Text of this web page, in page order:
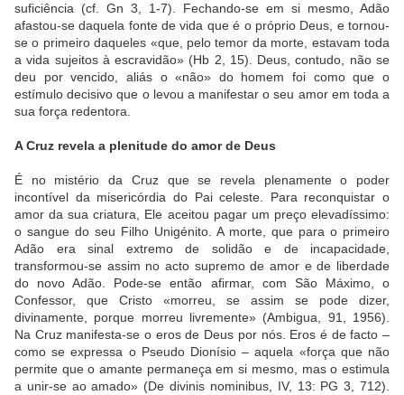
suficiência (cf. Gn 3, 1-7). Fechando-se em si mesmo, Adão
afastou-se daquela fonte de vida que é o próprio Deus, e tornou-
se o primeiro daqueles «que, pelo temor da morte, estavam toda
a vida sujeitos à escravidão» (Hb 2, 15). Deus, contudo, não se
deu por vencido, aliás o «não» do homem foi como que o
estímulo decisivo que o levou a manifestar o seu amor em toda a
sua força redentora.
A Cruz revela a plenitude do amor de Deus
É no mistério da Cruz que se revela plenamente o poder
incontível da misericórdia do Pai celeste. Para reconquistar o
amor da sua criatura, Ele aceitou pagar um preço elevadíssimo:
o sangue do seu Filho Unigénito. A morte, que para o primeiro
Adão era sinal extremo de solidão e de incapacidade,
transformou-se assim no acto supremo de amor e de liberdade
do novo Adão. Pode-se então afirmar, com São Máximo, o
Confessor, que Cristo «morreu, se assim se pode dizer,
divinamente, porque morreu livremente» (Ambigua, 91, 1956).
Na Cruz manifesta-se o eros de Deus por nós. Eros é de facto –
como se expressa o Pseudo Dionísio – aquela «força que não
permite que o amante permaneça em si mesmo, mas o estimula
a unir-se ao amado» (De divinis nominibus, IV, 13: PG 3, 712).